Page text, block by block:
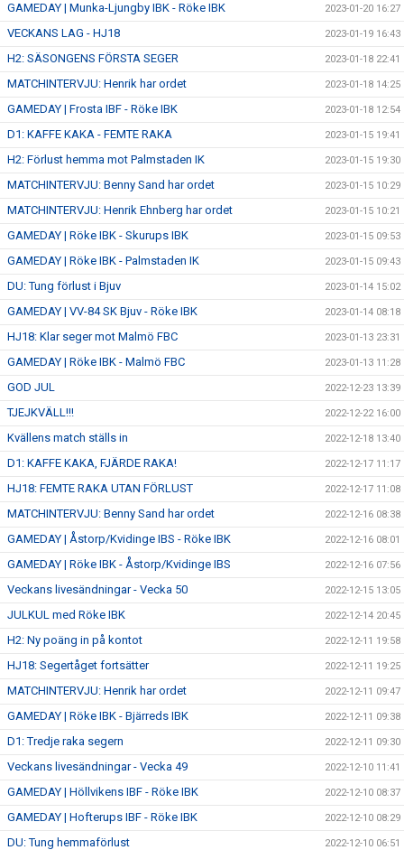
GAMEDAY | Munka-Ljungby IBK - Röke IBK 2023-01-20 16:27
VECKANS LAG - HJ18 2023-01-19 16:43
H2: SÄSONGENS FÖRSTA SEGER 2023-01-18 22:41
MATCHINTERVJU: Henrik har ordet 2023-01-18 14:25
GAMEDAY | Frosta IBF - Röke IBK 2023-01-18 12:54
D1: KAFFE KAKA - FEMTE RAKA 2023-01-15 19:41
H2: Förlust hemma mot Palmstaden IK 2023-01-15 19:30
MATCHINTERVJU: Benny Sand har ordet 2023-01-15 10:29
MATCHINTERVJU: Henrik Ehnberg har ordet 2023-01-15 10:21
GAMEDAY | Röke IBK - Skurups IBK 2023-01-15 09:53
GAMEDAY | Röke IBK - Palmstaden IK 2023-01-15 09:43
DU: Tung förlust i Bjuv 2023-01-14 15:02
GAMEDAY | VV-84 SK Bjuv - Röke IBK 2023-01-14 08:18
HJ18: Klar seger mot Malmö FBC 2023-01-13 23:31
GAMEDAY | Röke IBK - Malmö FBC 2023-01-13 11:28
GOD JUL 2022-12-23 13:39
TJEJKVÄLL!!! 2022-12-22 16:00
Kvällens match ställs in 2022-12-18 13:40
D1: KAFFE KAKA, FJÄRDE RAKA! 2022-12-17 11:17
HJ18: FEMTE RAKA UTAN FÖRLUST 2022-12-17 11:08
MATCHINTERVJU: Benny Sand har ordet 2022-12-16 08:38
GAMEDAY | Åstorp/Kvidinge IBS - Röke IBK 2022-12-16 08:01
GAMEDAY | Röke IBK - Åstorp/Kvidinge IBS 2022-12-16 07:56
Veckans livesändningar - Vecka 50 2022-12-15 13:05
JULKUL med Röke IBK 2022-12-14 20:45
H2: Ny poäng in på kontot 2022-12-11 19:58
HJ18: Segertåget fortsätter 2022-12-11 19:25
MATCHINTERVJU: Henrik har ordet 2022-12-11 09:47
GAMEDAY | Röke IBK - Bjärreds IBK 2022-12-11 09:38
D1: Tredje raka segern 2022-12-11 09:30
Veckans livesändningar - Vecka 49 2022-12-10 11:41
GAMEDAY | Höllvikens IBF - Röke IBK 2022-12-10 08:37
GAMEDAY | Hofterups IBF - Röke IBK 2022-12-10 08:29
DU: Tung hemmaförlust 2022-12-10 06:51